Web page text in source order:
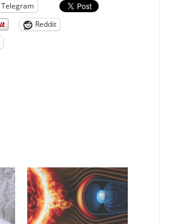
Telegram
Reddit